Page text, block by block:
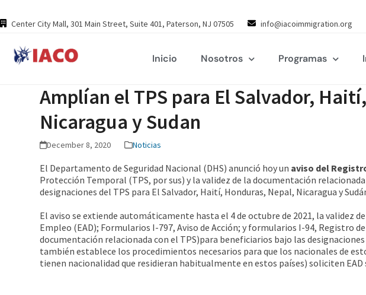
to
content
Center City Mall, 301 Main Street, Suite 401, Paterson, NJ 07505 info@iacoimmigration.org
Inicio Nosotros Programas
Amplían el TPS para El Salvador,
Nicaragua y Sudan
December 8, 2020 Noticias
El Departamento de Seguridad Nacional (DHS) anunció hoy un aviso del
Protección Temporal (TPS, por sus) y la validez de la documentación
designaciones del TPS para El Salvador, Haití, Honduras, Nepal, Nicaragua y
El aviso se extiende automáticamente hasta el 4 de octubre de 2021, la validez
Empleo (EAD); Formularios I-797, Aviso de Acción; y formularios I-94, Registro
documentación relacionada con el TPS)para beneficiarios bajo las designaciones
también establece los procedimientos necesarios para que los nacionales de
tienen nacionalidad que residieran habitualmente en estos países) soliciten EAD